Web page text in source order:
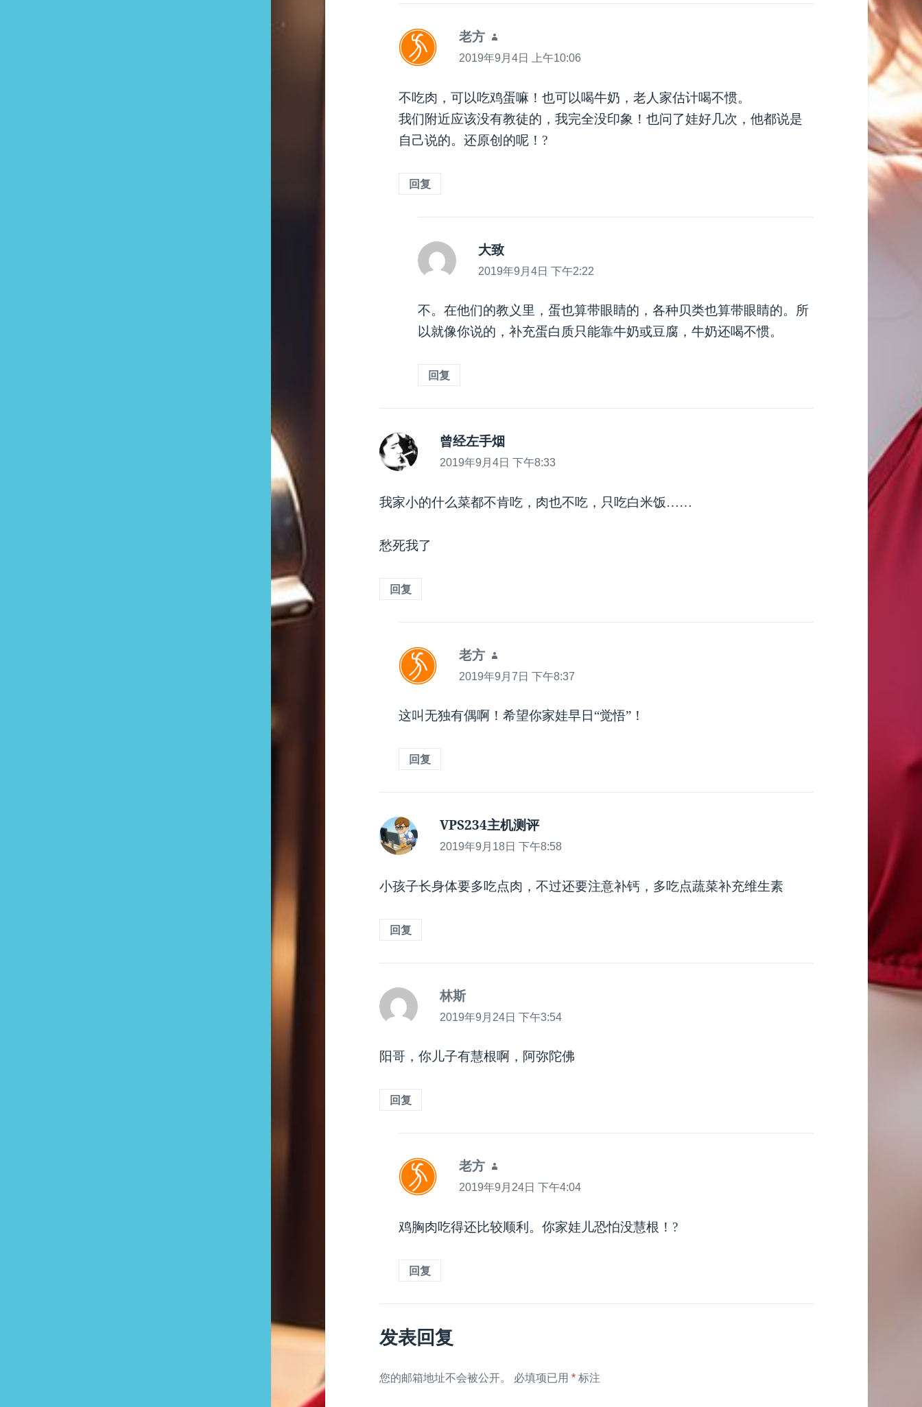
老方
说
道：
2019年9月4日 上午10:06
不吃肉，可以吃鸡蛋嘛！也可以喝牛奶，老人家估计喝不惯。
我们附近应该没有教徒的，我完全没印象！也问了娃好几次，他都说是
自己说的。还原创的呢！?
回复
大致
道：
2019年9月4日 下午2:22
不。在他们的教义里，蛋也算带眼睛的，各种贝类也算带眼睛的。所
以就像你说的，补充蛋白质只能靠牛奶或豆腐，牛奶还喝不惯。
回复
曾经左手烟
道：
2019年9月4日 下午8:33
我家小的什么菜都不肯吃，肉也不吃，只吃白米饭……
愁死我了
回复
老方
说
道：
2019年9月7日 下午8:37
这叫无独有偶啊！希望你家娃早日“觉悟”！
回复
VPS234主机测评说
道：
2019年9月18日 下午8:58
小孩子长身体要多吃点肉，不过还要注意补钙，多吃点蔬菜补充维生素
回复
林斯说
道：
2019年9月24日 下午3:54
阳哥，你儿子有慧根啊，阿弥陀佛
回复
老方
说
道：
2019年9月24日 下午4:04
鸡胸肉吃得还比较顺利。你家娃儿恐怕没慧根！?
回复
发表回复
您的邮箱地址不会被公开。 必填项已用* 标注